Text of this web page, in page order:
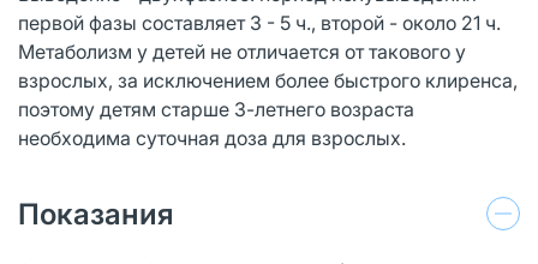
первой фазы составляет 3 - 5 ч., второй - около 21 ч.
Метаболизм у детей не отличается от такового у
взрослых, за исключением более быстрого клиренса,
поэтому детям старше 3-летнего возраста
необходима суточная доза для взрослых.
Показания